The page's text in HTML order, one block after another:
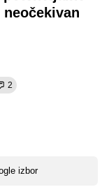
2
izbor